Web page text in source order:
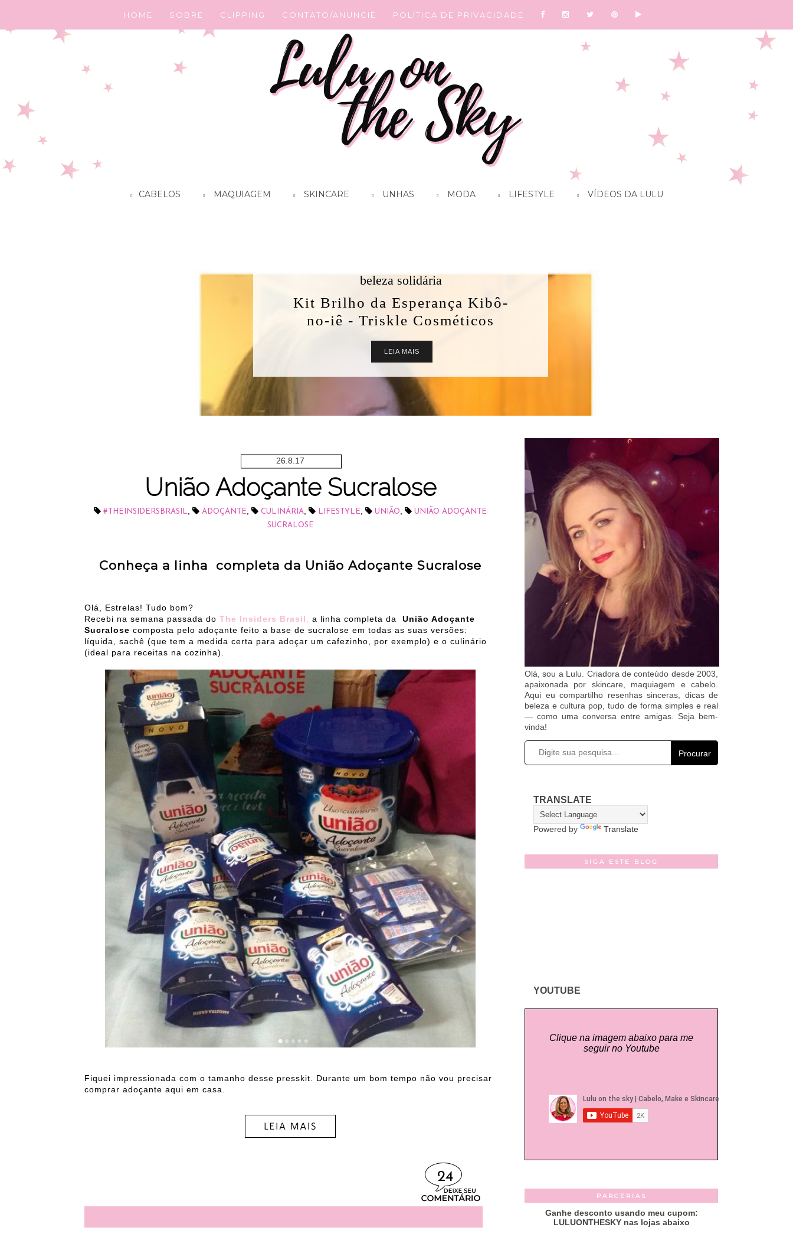
HOME SOBRE CLIPPING CONTATO/ANUNCIE POLÍTICA DE PRIVACIDADE
CABELOS MAQUIAGEM SKINCARE UNHAS MODA LIFESTYLE VÍDEOS DA LULU
beleza solidária
Kit Brilho da Esperança Kibô-
no-iê - Triskle Cosméticos
LEIA MAIS
26.8.17
União Adoçante Sucralose
#THEINSIDERSBRASIL ADOÇANTE CULINÁRIA LIFESTYLE UNIÃO
UNIÃO ADOÇANTE
SUCRALOSE
Conheça a linha completa da União Adoçante Sucralose
Olá, Estrelas! Tudo bom?
Recebi na semana passada do The Insiders Brasil a linha completa da
União Adoçante
Sucralose composta pelo adoçante feito a base de sucralose em todas as suas versões:
líquida, sachê (que tem a medida certa para adoçar um cafezinho, por exemplo) e o culinário
(ideal para receitas na cozinha).
Fiquei impressionada com o tamanho desse presskit. Durante um bom tempo não vou precisar
comprar adoçante aqui em casa.
24
Olá, sou a Lulu. Criadora de conteúdo desde 2003,
apaixonada por skincare, maquiagem e cabelo.
Aqui eu compartilho resenhas sinceras, dicas de
beleza e cultura pop, tudo de forma simples e real
— como uma conversa entre amigas. Seja bem-
vinda!
Procurar
TRANSLATE
Powered by Translate
SIGA ESTE BLOG
YOUTUBE
Clique na imagem abaixo para me
seguir no Youtube
PARCERIAS
Ganhe desconto usando meu cupom:
LULUONTHESKY nas lojas abaixo